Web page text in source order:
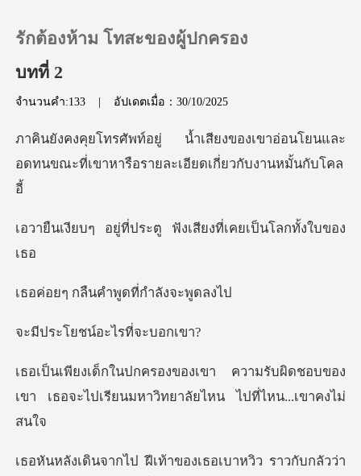
เติมเงิน
รักต้องห้าม โทสะของผู้ปกครอง
บทที่ 2
จำนวนคำ:133 | อัปเดตเมื่อ：30/10/2025
ของเขาอ่อนโยนและ
อดทนขณะที่เขาหารือ
่ประตู ฟังเสียงที่เค
ืนคำพูดที่ก
ชน์อะไรที
ามรับผิดชอบของ
เขา เธอจะไปเรียนมหา
ของเธอเบาหวิว ราวกับกลัวว่